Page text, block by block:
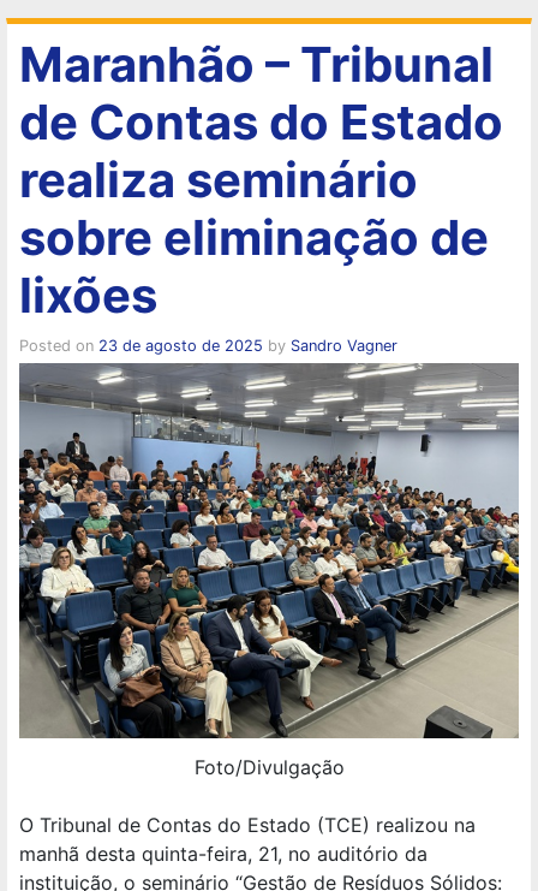
Maranhão – Tribunal
de Contas do Estado
realiza seminário
sobre eliminação de
lixões
Posted on 23 de agosto de 2025 by Sandro Vagner
Foto/Divulgação
O Tribunal de Contas do Estado (TCE) realizou na
manhã desta quinta-feira, 21, no auditório da
instituição, o seminário “Gestão de Resíduos Sólidos: